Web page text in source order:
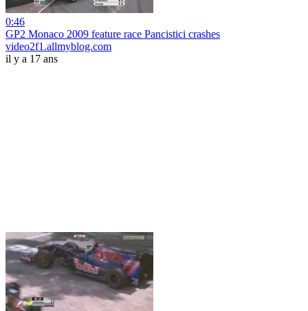
0:46
GP2 Monaco 2009 feature race Pancistici crashes
video2f1.allmyblog.com
il y a 17 ans